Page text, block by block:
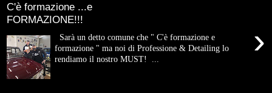
C'è formazione ...e
FORMAZIONE!!!
›
Sarà un detto comune che " C'è formazione e
formazione " ma noi di Professione & Detailing lo
rendiamo il nostro MUST! ...